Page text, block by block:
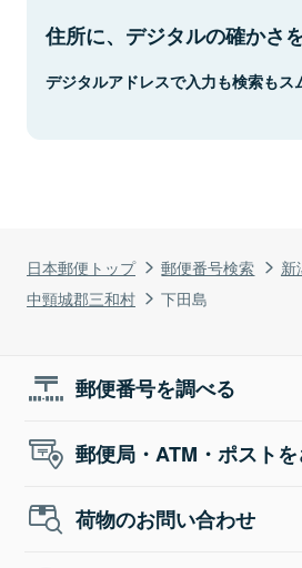
日本郵便トップ 郵便番号検索
新
中頸城郡三和村
下田島
住所に、デジタルの確かさを
デジタルアドレスで入力も検索もス
郵便番号を調べる
郵便局・ATM・ポスト
荷物のお問い合わせ